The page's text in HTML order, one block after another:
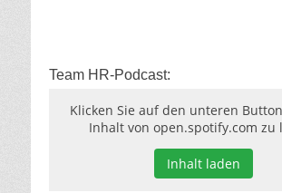
Team HR-Podcast:
Klicken Sie auf den unteren
Inhalt von open.spotify.com zu
Inhalt laden